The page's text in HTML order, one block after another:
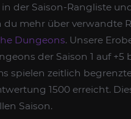
der Saison-Rangliste
du mehr über verwandte
Dungeons. Unsere
der Saison 1 auf
spielen zeitlich
1500 erreicht.
Saison.